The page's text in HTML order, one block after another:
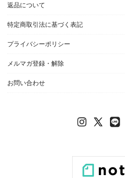
返品について
特定商取引法に基づく表記
プライバシーポリシー
メルマガ登録・解除
お問い合わせ